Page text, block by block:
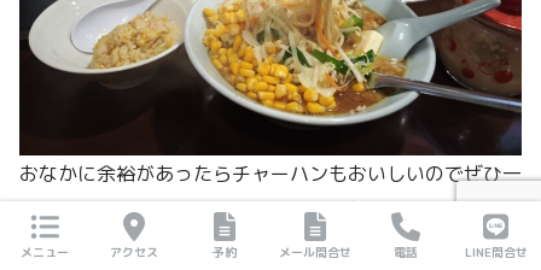
おなかに余裕があったらチャーハンもおいしいのでぜひ一
緒に食べてもらいたい！チャーハンも鍋を振って1件1件
作ります。
メニュー アクセス 予約 メール問合せ 電話 LINE問合せ